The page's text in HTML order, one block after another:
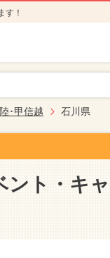
す！
･甲信越 石川県
ント・キャ